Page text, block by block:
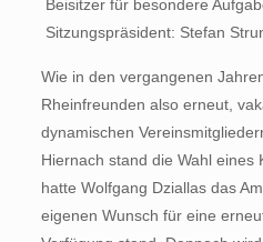
 Beisitzer für besondere
 Sitzungspräsident: Stefan
Wie in den vergangenen
Rheinfreunden also erneut,
dynamischen
Hiernach stand die Wahl eines
hatte Wolfgang Dziallas das
eigenen Wunsch für eine